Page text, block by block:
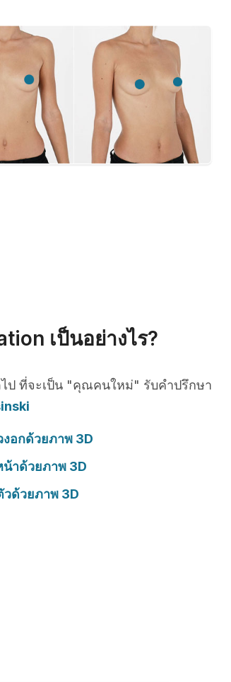
เป็นอย่างไร?
ป ที่จะเป็น "คุณคนใหม่" รับคำปรึกษา
งอกด้วยภาพ 3D
น้าด้วยภาพ 3D
วด้วยภาพ 3D